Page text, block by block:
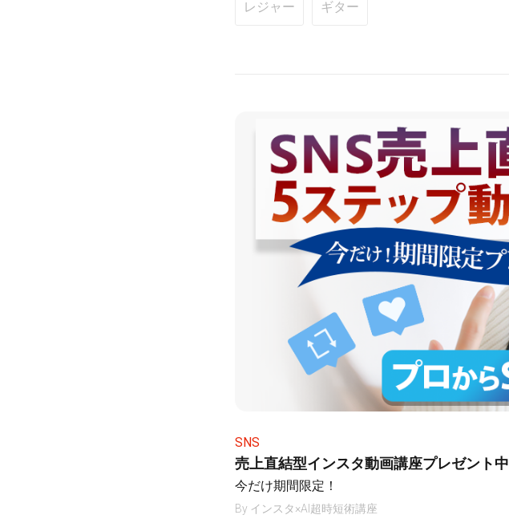
レジャー ギター
SNS
売上直結型インスタ動画講座プレゼント中
今だけ期間限定！
By インスタ×AI超時短術講座